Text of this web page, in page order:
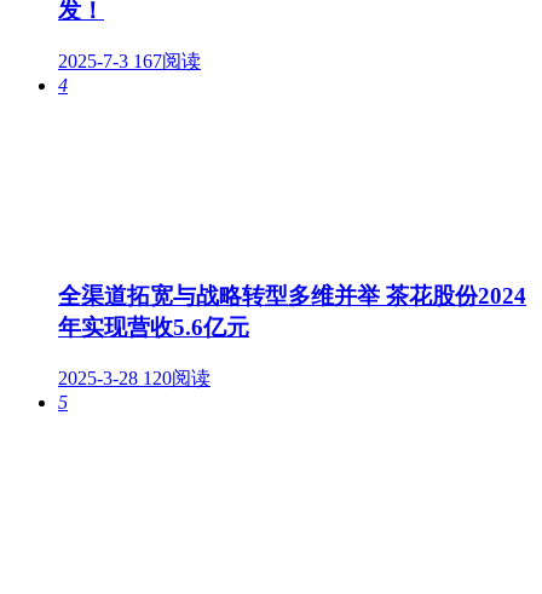
发！
2025-7-3 167阅读
4
全渠道拓宽与战略转型多维并举 茶花股份2024
年实现营收5.6亿元
2025-3-28 120阅读
5